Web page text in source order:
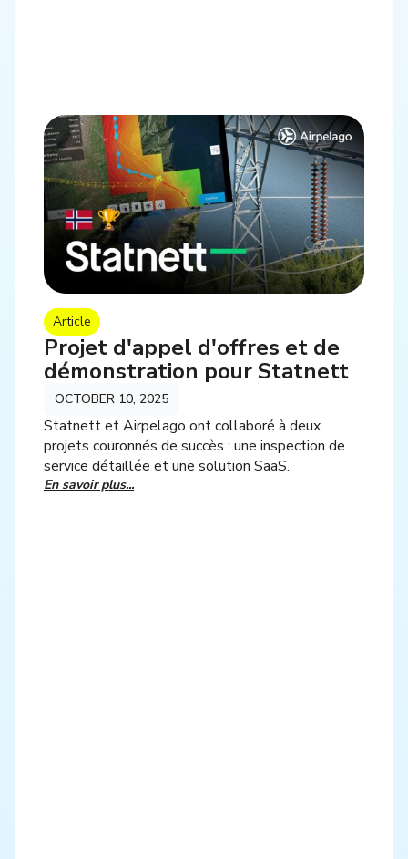
Article
Projet d'appel d'offres et de
démonstration pour Statnett
OCTOBER 10, 2025
Statnett et Airpelago ont collaboré à deux
projets couronnés de succès : une inspection de
service détaillée et une solution SaaS.
En savoir plus...